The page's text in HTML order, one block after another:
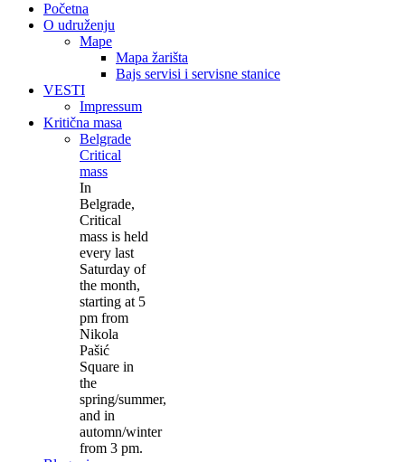
Početna
O udruženju
Mape
Mapa žarišta
Bajs servisi i servisne stanice
VESTI
Impressum
Kritična masa
Belgrade
Critical
mass
In
Belgrade,
Critical
mass is held
every last
Saturday of
the month,
starting at 5
pm from
Nikola
Pašić
Square in
the
spring/summer,
and in
automn/winter
from 3 pm.